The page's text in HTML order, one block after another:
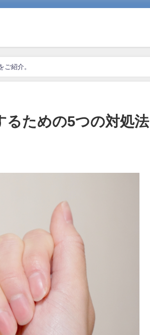
ご紹介。
るための5つの対処法